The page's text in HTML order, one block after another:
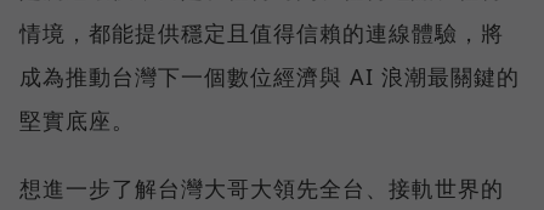
情境，都能提供穩定且值得信賴的連線體驗，將
成為推動台灣下一個數位經濟與 AI 浪潮最關鍵的
堅實底座。
想進一步了解台灣大哥大領先全台、接軌世界的